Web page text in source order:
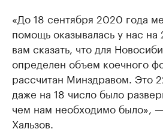
«До 18 сентября 2020 года
помощь оказывалась у нас
вам сказать, что для
определен объем коечного
рассчитан Минздравом. Это
даже на 18 число было
чем нам необходимо было»,
Хальзов.